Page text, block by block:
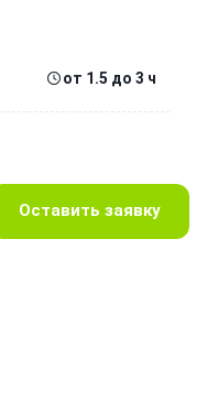
от 1.5 до 3 ч
Оставить заявку